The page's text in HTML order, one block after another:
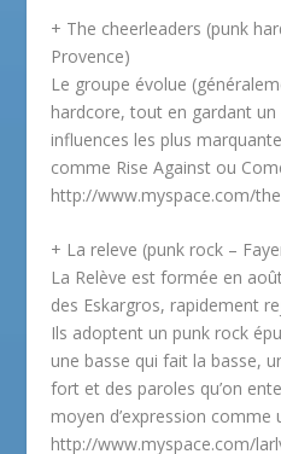
+ The cheerleaders (punk
Provence)
Le groupe évolue
hardcore, tout en gardant
influences les plus
comme Rise Against ou
http://www.myspace.com/
+ La releve (punk rock –
La Relève est formée en
des Eskargros, rapidement
Ils adoptent un punk rock
une basse qui fait la basse,
fort et des paroles qu’on
moyen d’expression comme
http://www.myspace.com/